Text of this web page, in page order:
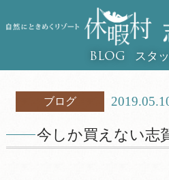
BLOG スタ
ブログ
今しか買えない志